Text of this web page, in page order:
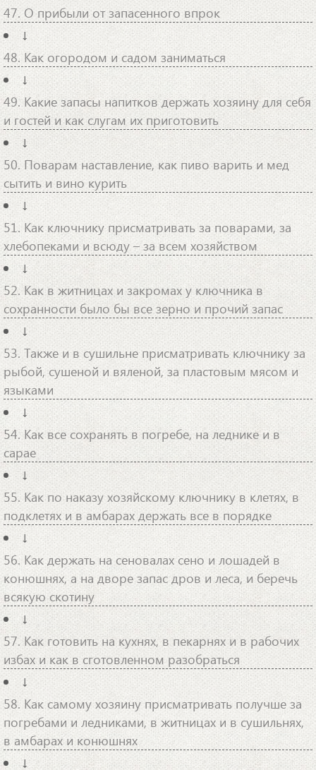
47. О прибыли от запасенного впрок
↓
48. Как огородом и садом заниматься
↓
49. Какие запасы напитков держать хозяину для себя
и гостей и как слугам их приготовить
↓
50. Поварам наставление, как пиво варить и мед
сытить и вино курить
↓
51. Как ключнику присматривать за поварами, за
хлебопеками и всюду – за всем хозяйством
↓
52. Как в житницах и закромах у ключника в
сохранности было бы все зерно и прочий запас
↓
53. Также и в сушильне присматривать ключнику за
рыбой, сушеной и вяленой, за пластовым мясом и
языками
↓
54. Как все сохранять в погребе, на леднике и в
сарае
↓
55. Как по наказу хозяйскому ключнику в клетях, в
подклетях и в амбарах держать все в порядке
↓
56. Как держать на сеновалах сено и лошадей в
конюшнях, а на дворе запас дров и леса, и беречь
всякую скотину
↓
57. Как готовить на кухнях, в пекарнях и в рабочих
избах и как в сготовленном разобраться
↓
58. Как самому хозяину присматривать получше за
погребами и ледниками, в житницах и в сушильнях,
в амбарах и конюшнях
↓